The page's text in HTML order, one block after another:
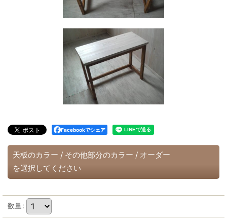
Facebookでシェア
天板のカラー / その他部分のカラー / オーダー
を選択してください
数量: